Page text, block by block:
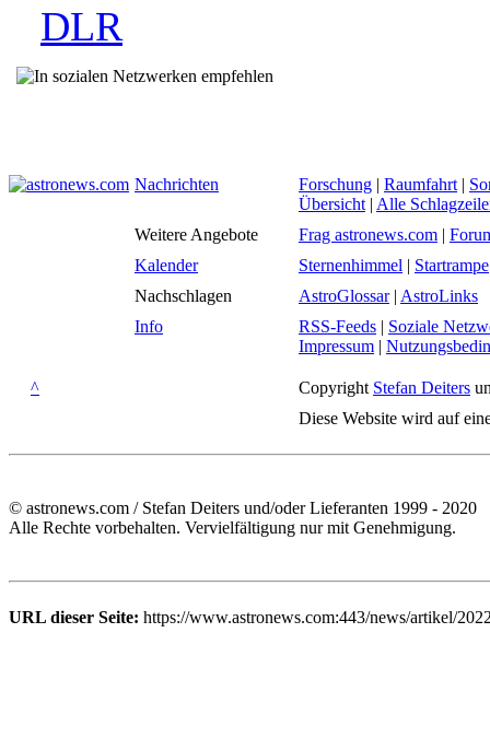
DLR
Nachrichten Forschung | Raumfahrt |
Übersicht | Alle
Weitere Angebote
Frag astronews.com |
Kalender
Sternenhimmel | Startrampe
Nachschlagen
AstroGlossar| AstroLinks
Info
RSS-Feeds | Soziale
Impressum |
^ Copyright Stefan Deiters
Diese Website wird auf
© astronews.com / Stefan Deiters und/oder Lieferanten 1999 - 2020
Alle Rechte vorbehalten. Vervielfältigung nur mit Genehmigung.
URL dieser Seite: https://www.astronews.com:443/news/artikel/